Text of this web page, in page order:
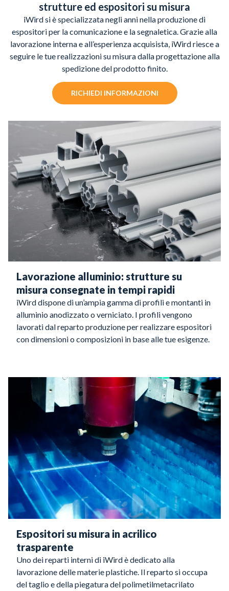
strutture ed espositori su misura
iWird si è specializzata negli anni nella produzione di
espositori per la comunicazione e la segnaletica. Grazie alla
lavorazione interna e all’esperienza acquisista, iWird riesce a
seguire le tue realizzazioni su misura dalla progettazione alla
spedizione del prodotto finito.
RICHIEDI INFORMAZIONI
Lavorazione alluminio: strutture su
misura consegnate in tempi rapidi
iWird dispone di un’ampia gamma di profili e montanti in
alluminio anodizzato o verniciato. I profili vengono
lavorati dal reparto produzione per realizzare espositori
con dimensioni o composizioni in base alle tue esigenze.
Espositori su misura in acrilico
trasparente
Uno dei reparti interni di iWird è dedicato alla
lavorazione delle materie plastiche. Il reparto si occupa
del taglio e della piegatura del polimetilmetacrilato